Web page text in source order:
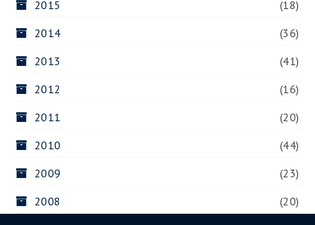
2015
(18)
2014
(36)
2013
(41)
2012
(16)
2011
(20)
2010
(44)
2009
(23)
2008
(20)